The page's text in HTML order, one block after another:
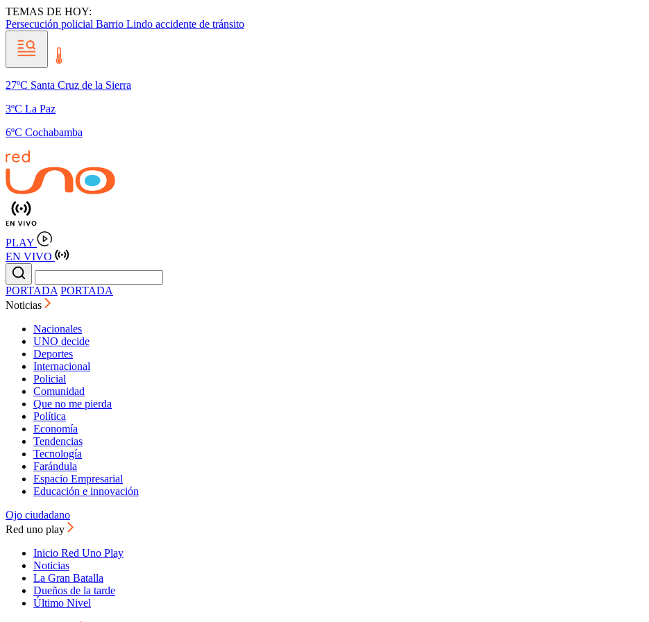
TEMAS DE HOY:
Persecución policial Barrio Lindo accidente de tránsito
27ºC Santa Cruz de la Sierra
3ºC La Paz
6ºC Cochabamba
PLAY
EN VIVO
PORTADA PORTADA
Noticias
Nacionales
UNO decide
Deportes
Internacional
Policial
Comunidad
Que no me pierda
Política
Economía
Tendencias
Tecnología
Farándula
Espacio Empresarial
Educación e innovación
Ojo ciudadano
Red uno play
Inicio Red Uno Play
Noticias
La Gran Batalla
Dueños de la tarde
Último Nivel